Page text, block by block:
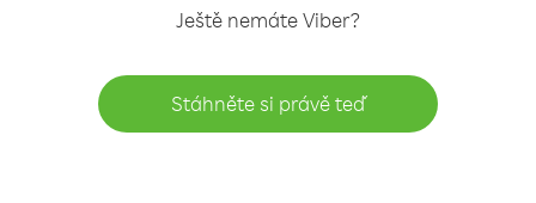
Ještě nemáte Viber?
Stáhněte si právě teď